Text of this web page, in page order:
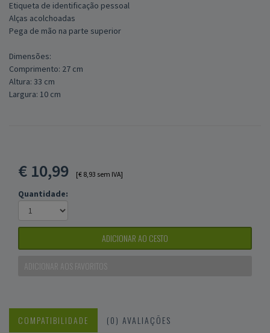
Etiqueta de identificação pessoal
Alças acolchoadas
Pega de mão na parte superior
Dimensões:
Comprimento: 27 cm
Altura: 33 cm
Largura: 10 cm
€ 10,99 [€ 8,93 sem IVA]
Quantidade:
ADICIONAR AO CESTO
ADICIONAR AOS FAVORITOS
COMPATIBILIDADE
(0) AVALIAÇÕES